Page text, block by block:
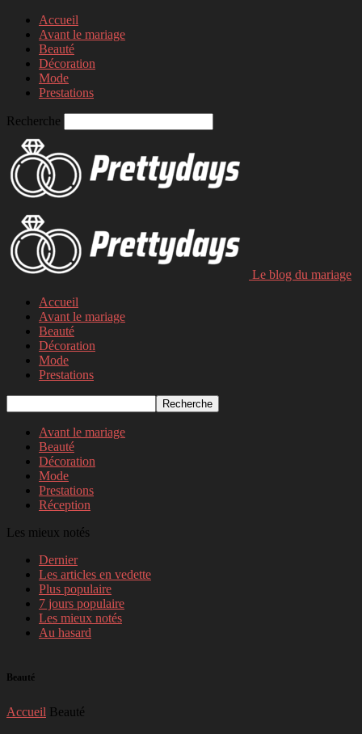
Accueil
Avant le mariage
Beauté
Décoration
Mode
Prestations
Recherche
Le blog du mariage
Accueil
Avant le mariage
Beauté
Décoration
Mode
Prestations
Avant le mariage
Beauté
Décoration
Mode
Prestations
Réception
Les mieux notés
Dernier
Les articles en vedette
Plus populaire
7 jours populaire
Les mieux notés
Au hasard
Beauté
Accueil Beauté